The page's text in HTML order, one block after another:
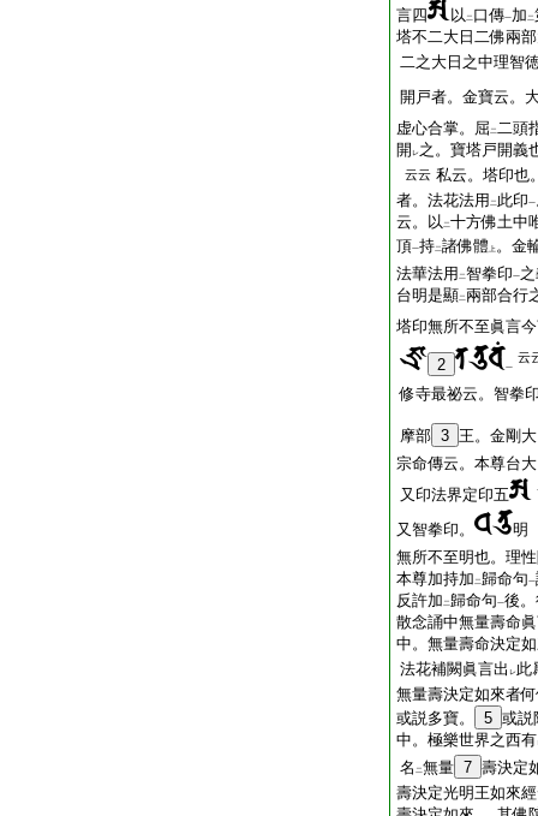
言四 以 二 口傳一加 二
塔不二大日二佛兩
二之大日之中理智
開戸者。金寶云。
虚心合掌。屈 二二頭
開 レ之。寶塔戸開義
云云 私云。塔印也
者。法花法用 二 此印一
云。以 二十方佛土中
頂一持二諸佛體 上 。金
法華法用 二智拳印一
台明是顯二兩部合行
塔印無所不至眞言
2 一
云
修寺最祕云。智拳
摩部 3 王。金剛
宗命傳云。本尊台
又印法界定印五
又智拳印。
明
無所不至明也。理
本尊加持加 二歸命句一
反許加 二歸命句一後
散念誦中無量壽命
中。無量壽命決定
法花補闕眞言出 レ此
無量壽決定如來者
或説多寶。
5 或説
中。極樂世界之西有
名 二無量 7 壽決定
壽決定光明王如來